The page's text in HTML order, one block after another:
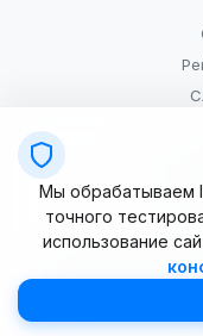
© 2025–2026
Мы обрабатываем
точного
использование